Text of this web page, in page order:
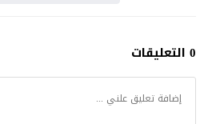
0 التعليقات